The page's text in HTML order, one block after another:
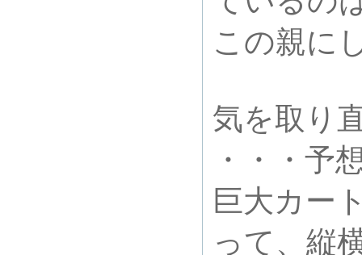
この親に
気を取り
・・・予
巨大カー
って、縦